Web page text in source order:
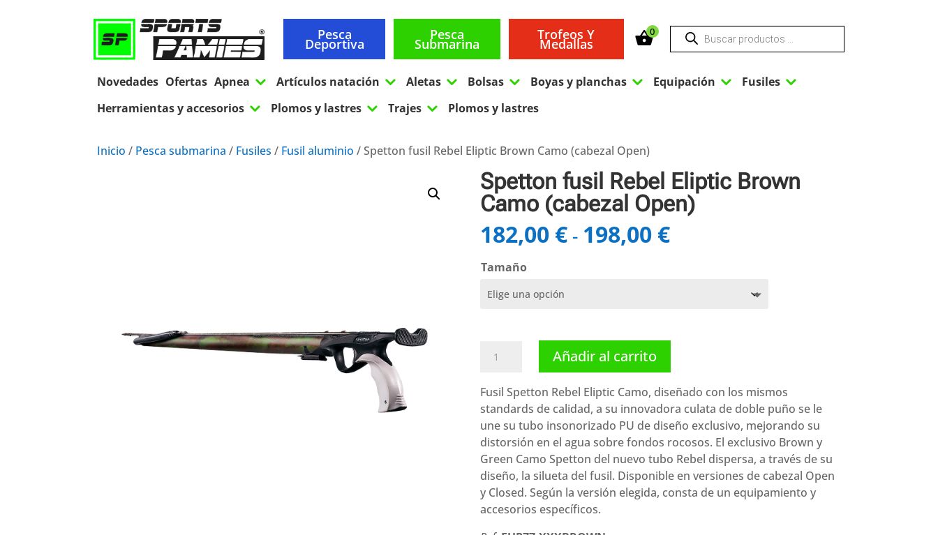
Pesca
Deportiva
Pesca
Submarina
Trofeos Y
Medallas
0 Búsqueda
productos
Novedades Ofertas Apnea 3 Artículos natación 3 Aletas 3 Bolsas 3 Boyas y planchas 3 Equipación 3 Fusiles 3
Herramientas y accesorios 3 Plomos y lastres 3 Trajes 3 Plomos y lastres
Inicio / Pesca submarina / Fusiles / Fusil aluminio / Spetton fusil Rebel Eliptic Brown Camo (cabezal Open)
Spetton fusil Rebel Eliptic Brown
Camo (cabezal Open)
182,00 € - 198,00 €Rango
de
198,00 €
Tamaño
fusil
Eliptic
Brown
Camo
(cabezal
Open)
cantidad
Añadir al carrito
Fusil Spetton Rebel Eliptic Camo, diseñado con los mismos
standards de calidad, a su innovadora culata de doble puño se le
une su tubo insonorizado PU de diseño exclusivo, mejorando su
distorsión en el agua sobre fondos rocosos. El exclusivo Brown y
Green Camo Spetton del nuevo tubo Rebel dispersa, a través de su
diseño, la silueta del fusil. Disponible en versiones de cabezal Open
y Closed. Según la versión elegida, consta de un equipamiento y
accesorios específicos.